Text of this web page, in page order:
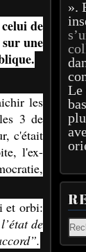
de
une
les
3 de
c'était
l'ex-
et orbi:
de
».
Le